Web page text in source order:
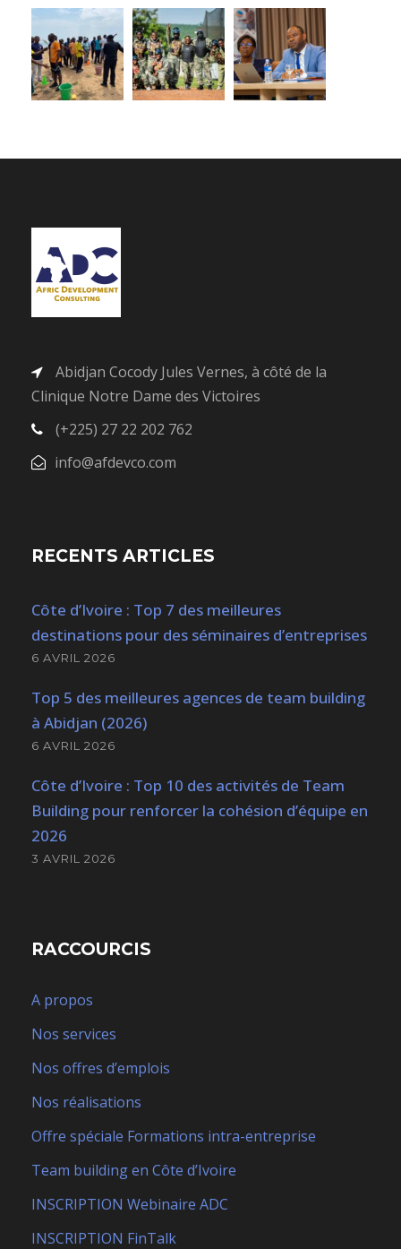
Abidjan Cocody Jules Vernes, à côté de la
Clinique Notre Dame des Victoires
(+225) 27 22 202 762
info@afdevco.com
RECENTS ARTICLES
Côte d’Ivoire : Top 7 des meilleures
destinations pour des séminaires d’entreprises
6 AVRIL 2026
Top 5 des meilleures agences de team building
à Abidjan (2026)
6 AVRIL 2026
Côte d’Ivoire : Top 10 des activités de Team
Building pour renforcer la cohésion d’équipe en
2026
3 AVRIL 2026
RACCOURCIS
A propos
Nos services
Nos offres d’emplois
Nos réalisations
Offre spéciale Formations intra-entreprise
Team building en Côte d’Ivoire
INSCRIPTION Webinaire ADC
INSCRIPTION FinTalk